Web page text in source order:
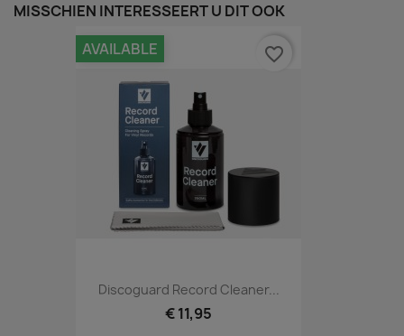
MISSCHIEN INTERESSEERT U DIT OOK
Discoguard Record Cleaner...
€ 11,95
AVAILABLE favorite_border